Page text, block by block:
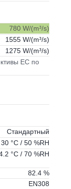
780 W/(m³/s)
1555 W/(m³/s)
1275 W/(m³/s)
ЕС по
Стандартный
30 °C / 50 %RH
°C / 70 %RH
82.4 %
EN308